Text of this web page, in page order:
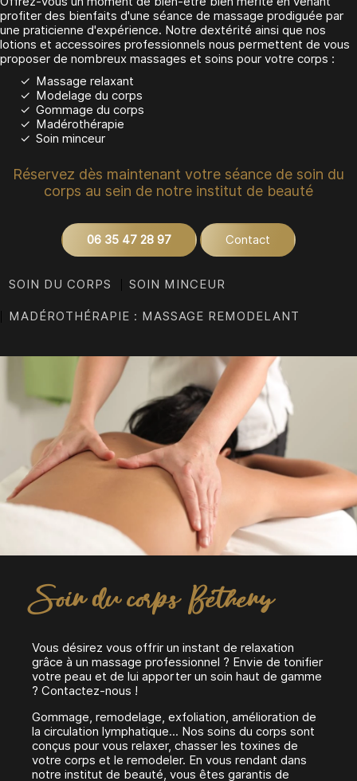
profiter des bienfaits d'une séance de massage prodiguée par
une praticienne d'expérience. Notre dextérité ainsi que nos
lotions et accessoires professionnels nous permettent de vous
proposer de nombreux massages et soins pour votre corps :
Massage relaxant
Modelage du corps
Gommage du corps
Madérothérapie
Soin minceur
Réservez dès maintenant votre séance de soin du
corps au sein de notre institut de beauté
06 35 47 28 97 Contact
SOIN DU CORPS SOIN MINCEUR
MADÉROTHÉRAPIE : MASSAGE REMODELANT
Soin du corps Bétheny
Vous désirez vous offrir un instant de relaxation
grâce à un massage professionnel ? Envie de tonifier
votre peau et de lui apporter un soin haut de gamme
? Contactez-nous !
Gommage, remodelage, exfoliation, amélioration de
la circulation lymphatique... Nos soins du corps sont
conçus pour vous relaxer, chasser les toxines de
votre corps et le remodeler. En vous rendant dans
notre institut de beauté, vous êtes garantis de